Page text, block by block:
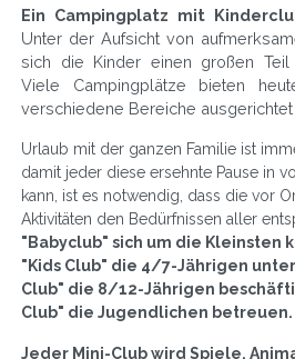
Ein Campingplatz mit
Unter der Aufsicht von
sich die Kinder einen großen Teil
Viele Campingplätze bieten
verschiedene Bereiche ausgerichtet
Urlaub mit der ganzen Familie ist
damit jeder diese ersehnte Pause in
kann, ist es notwendig, dass die vor
Aktivitäten den Bedürfnissen aller
"Babyclub" sich um die Kleinsten
"Kids Club" die 4/7-Jährigen
Club" die 8/12-Jährigen
Club" die Jugendlichen betreuen.
Jeder Mini-Club wird Spiele,